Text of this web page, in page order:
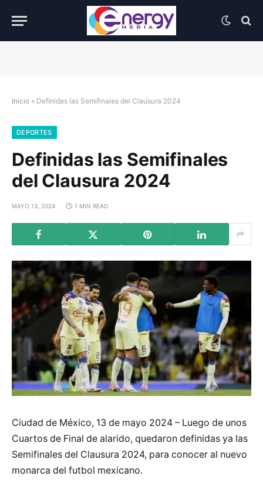
Inicio » Definidas las Semifinales del Clausura 2024
DEPORTES
Definidas las Semifinales
del Clausura 2024
MAYO 13, 2024 1 MIN READ
Ciudad de México, 13 de mayo 2024 – Luego de unos
Cuartos de Final de alarido, quedaron definidas ya las
Semifinales del Clausura 2024, para conocer al nuevo
monarca del futbol mexicano.